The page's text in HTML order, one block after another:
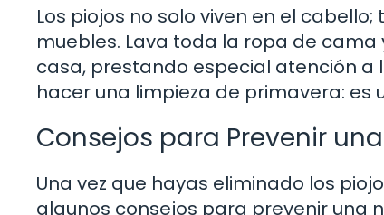
Los piojos no solo viven en el
muebles. Lava toda la ropa de
casa, prestando especial atención a
hacer una limpieza de primavera: es
Consejos para Prevenir
Una vez que hayas eliminado los
algunos consejos para prevenir una